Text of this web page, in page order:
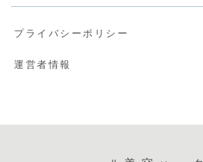
プライバシーポリシー
運営者情報